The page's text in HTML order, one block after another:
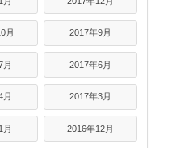
月 2017年9月
月 2017年6月
月 2017年3月
月 2016年12月